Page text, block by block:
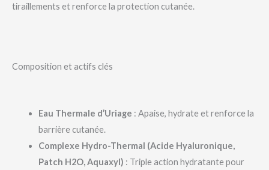
tiraillements et renforce la protection cutanée.
Composition et actifs clés
Eau Thermale d’Uriage : Apaise, hydrate et renforce la
barrière cutanée.
Complexe Hydro-Thermal (Acide Hyaluronique,
Patch H2O, Aquaxyl) : Triple action hydratante pour